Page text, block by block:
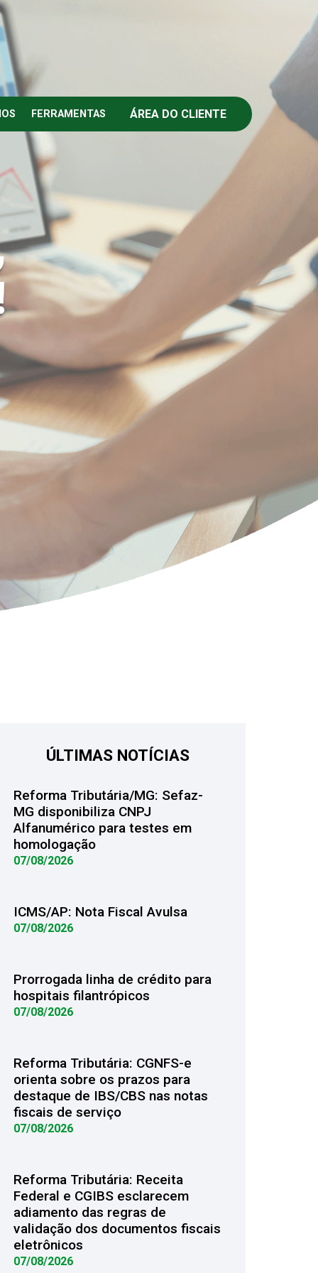
FERRAMENTAS ÁREA DO CLIENTE
ÚLTIMAS NOTÍCIAS
Reforma Tributária/MG: Sefaz-
MG disponibiliza CNPJ
Alfanumérico para testes em
homologação
07/08/2026
ICMS/AP: Nota Fiscal Avulsa
07/08/2026
Prorrogada linha de crédito para
hospitais filantrópicos
07/08/2026
Reforma Tributária: CGNFS-e
orienta sobre os prazos para
destaque de IBS/CBS nas notas
fiscais de serviço
07/08/2026
Reforma Tributária: Receita
Federal e CGIBS esclarecem
adiamento das regras de
validação dos documentos fiscais
eletrônicos
07/08/2026